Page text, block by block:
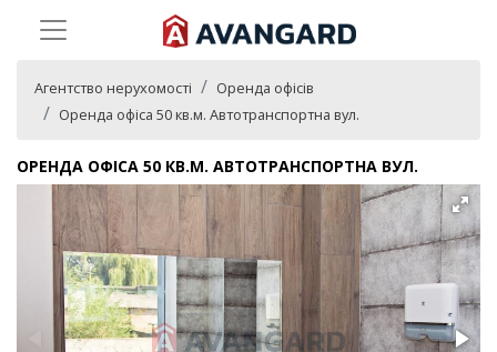
Агентство нерухомості
Оренда офісів
Оренда офіса 50 кв.м. Автотранспортна вул.
ОРЕНДА ОФІСА 50 КВ.М. АВТОТРАНСПОРТНА ВУЛ.